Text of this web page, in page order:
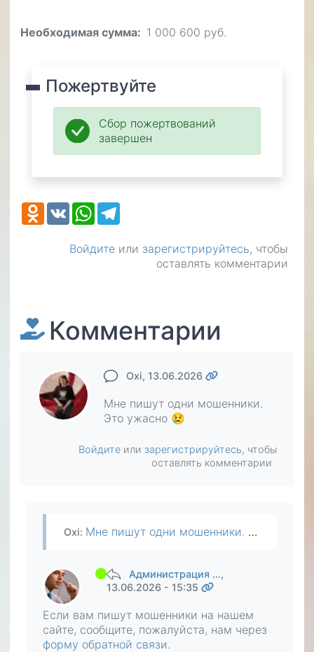
Необходимая сумма 1 000 600 руб.
Пожертвуйте
Сбор пожертвований
завершен
Odnoklassniki
VK WhatsApp
Войдите или зарегистрируйтесь, чтобы
оставлять комментарии
Комментарии
Oxi, 13.06.2026
Мне пишут одни мошенники.
Это ужасно 😢
Войдите или зарегистрируйтесь, чтобы
оставлять комментарии
Oxi: Мне пишут одни мошенники. Это ужасно 😢
Администрация …,
13.06.2026 - 15:35
Если вам пишут мошенники на нашем
сайте, сообщите, пожалуйста, нам через
форму обратной связи.